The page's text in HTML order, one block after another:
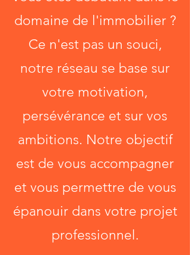
domaine de l'immobilier ?
Ce n'est pas un souci,
notre réseau se base sur
votre motivation,
persévérance et sur vos
ambitions. Notre objectif
est de vous accompagner
et vous permettre de vous
épanouir dans votre projet
professionnel.